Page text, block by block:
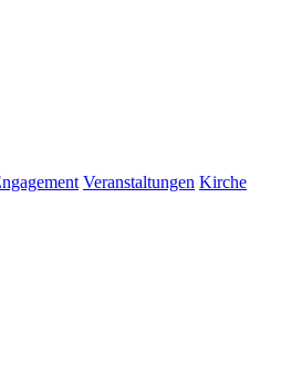
Veranstaltungen Kirche